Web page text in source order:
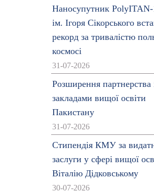
Наносупутник
ім. Ігоря Сікорського
рекорд за тривалістю
космосі
31-07-2026
Розширення партнерства
закладами вищої освіти
Пакистану
31-07-2026
Стипендія КМУ за
заслуги у сфері вищої
Віталію Дідковському
30-07-2026